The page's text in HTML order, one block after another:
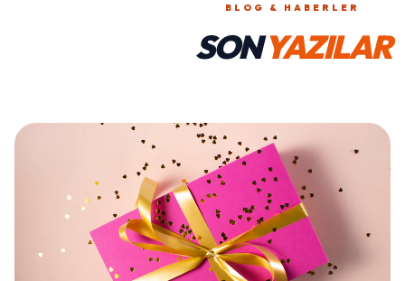
BLOG & HABERLER
SONYAZILAR